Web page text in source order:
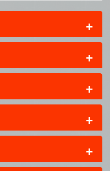
+
+
+
+
+